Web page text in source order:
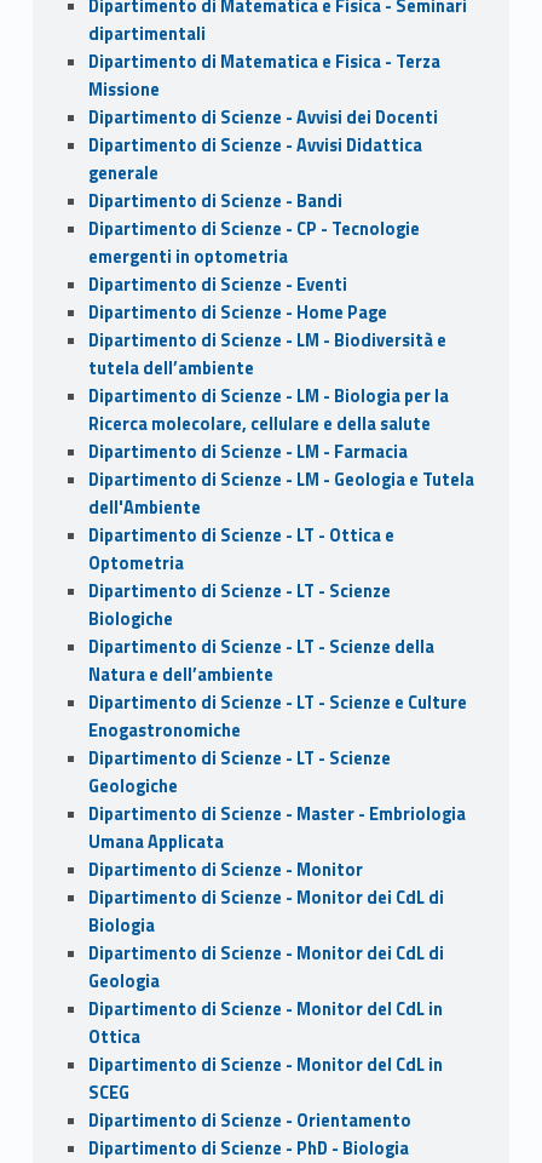
Dipartimento di Matematica e Fisica - Seminari
dipartimentali
Dipartimento di Matematica e Fisica - Terza
Missione
Dipartimento di Scienze - Avvisi dei Docenti
Dipartimento di Scienze - Avvisi Didattica
generale
Dipartimento di Scienze - Bandi
Dipartimento di Scienze - CP - Tecnologie
emergenti in optometria
Dipartimento di Scienze - Eventi
Dipartimento di Scienze - Home Page
Dipartimento di Scienze - LM - Biodiversità e
tutela dell’ambiente
Dipartimento di Scienze - LM - Biologia per la
Ricerca molecolare, cellulare e della salute
Dipartimento di Scienze - LM - Farmacia
Dipartimento di Scienze - LM - Geologia e Tutela
dell'Ambiente
Dipartimento di Scienze - LT - Ottica e
Optometria
Dipartimento di Scienze - LT - Scienze
Biologiche
Dipartimento di Scienze - LT - Scienze della
Natura e dell’ambiente
Dipartimento di Scienze - LT - Scienze e Culture
Enogastronomiche
Dipartimento di Scienze - LT - Scienze
Geologiche
Dipartimento di Scienze - Master - Embriologia
Umana Applicata
Dipartimento di Scienze - Monitor
Dipartimento di Scienze - Monitor dei CdL di
Biologia
Dipartimento di Scienze - Monitor dei CdL di
Geologia
Dipartimento di Scienze - Monitor del CdL in
Ottica
Dipartimento di Scienze - Monitor del CdL in
SCEG
Dipartimento di Scienze - Orientamento
Dipartimento di Scienze - PhD - Biologia